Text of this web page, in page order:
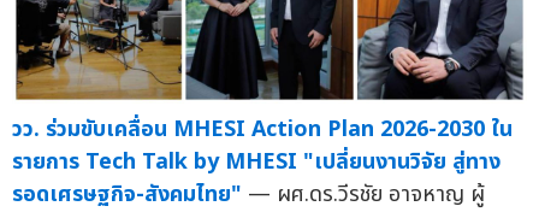
วว. ร่วมขับเคลื่อน MHESI Action Plan 2026-2030 ใน
รายการ Tech Talk by MHESI "เปลี่ยนงานวิจัย สู่ทาง
รอดเศรษฐกิจ-สังคมไทย" — ผศ.ดร.วีรชัย อาจหาญ ผู้